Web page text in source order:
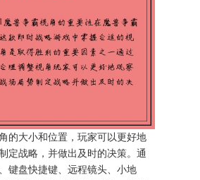
的大小和位置，玩家可以更好地
定战略，并做出及时的决策。通
键盘快捷键、远程镜头、小地